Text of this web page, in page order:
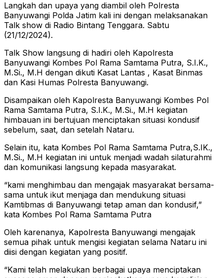
Langkah dan upaya yang diambil oleh Polresta
Banyuwangi Polda Jatim kali ini dengan melaksanakan
Talk show di Radio Bintang Tenggara. Sabtu
(21/12/2024).
Talk Show langsung di hadiri oleh Kapolresta
Banyuwangi Kombes Pol Rama Samtama Putra, S.I.K.,
M.Si., M.H dengan dikuti Kasat Lantas , Kasat Binmas
dan Kasi Humas Polresta Banyuwangi.
Disampaikan oleh Kapolresta Banyuwangi Kombes Pol
Rama Samtama Putra, S.I.K., M.Si., M.H kegiatan
himbauan ini bertujuan menciptakan situasi kondusif
sebelum, saat, dan setelah Nataru.
Selain itu, kata Kombes Pol Rama Samtama Putra,S.IK.,
M.Si., M.H kegiatan ini untuk menjadi wadah silaturahmi
dan komunikasi langsung kepada masyarakat.
“kami menghimbau dan mengajak masyarakat bersama-
sama untuk ikut menjaga dan mendukung situasi
Kamtibmas di Banyuwangi tetap aman dan kondusif,”
kata Kombes Pol Rama Samtama Putra
Oleh karenanya, Kapolresta Banyuwangi mengajak
semua pihak untuk mengisi kegiatan selama Nataru ini
diisi dengan kegiatan yang positif.
“Kami telah melakukan berbagai upaya menciptakan